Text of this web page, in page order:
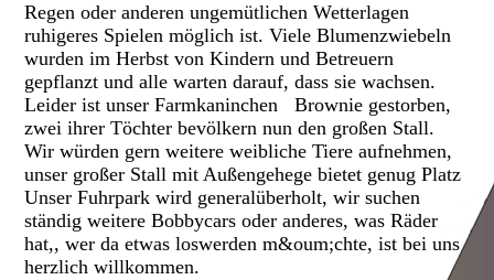
Regen oder anderen ungemütlichen Wetterlagen
ruhigeres Spielen möglich ist. Viele Blumenzwiebeln
wurden im Herbst von Kindern und Betreuern
gepflanzt und alle warten darauf, dass sie wachsen.
Leider ist unser Farmkaninchen Brownie gestorben,
zwei ihrer Töchter bevölkern nun den großen Stall.
Wir würden gern weitere weibliche Tiere aufnehmen,
unser großer Stall mit Außengehege bietet genug Platz
Unser Fuhrpark wird generalüberholt, wir suchen
ständig weitere Bobbycars oder anderes, was Räder
hat,, wer da etwas loswerden m&oum;chte, ist bei uns
herzlich willkommen.